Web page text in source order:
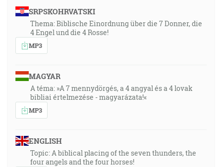
SRPSKOHRVATSKI
Thema: Biblische Einordnung über die 7 Donner, die
4 Engel und die 4 Rosse!
MP3
MAGYAR
A téma: »A 7 mennydörgés, a 4 angyal és a 4 lovak
bibliai értelmezése - magyarázata!«
MP3
ENGLISH
Topic: A biblical placing of the seven thunders, the
four angels and the four horses!